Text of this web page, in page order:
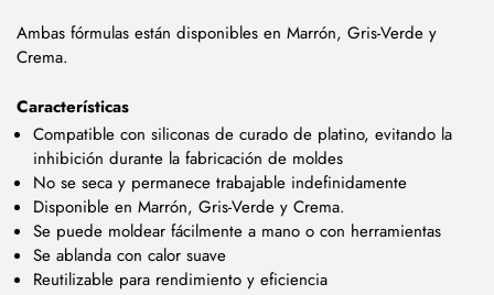
Ambas fórmulas están disponibles en Marrón, Gris-Verde y
Crema.
Características
Compatible con siliconas de curado de platino, evitando la
inhibición durante la fabricación de moldes
No se seca y permanece trabajable indefinidamente
Disponible en Marrón, Gris-Verde y Crema.
Se puede moldear fácilmente a mano o con herramientas
Se ablanda con calor suave
Reutilizable para rendimiento y eficiencia